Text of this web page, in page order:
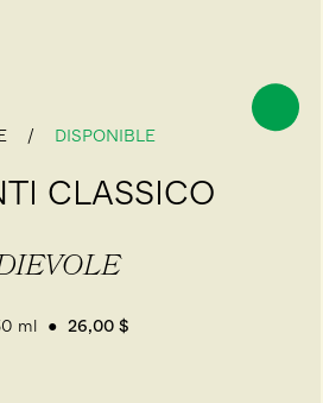
DISPONIBLE
CLASSICO
ml 26,00 $